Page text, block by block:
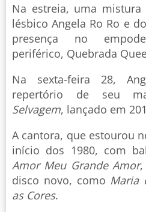
Na estreia, uma
lésbico Angela Ro Ro e
presença no
periférico, Quebrada
Na sexta-feira 28,
repertório de seu
Selvagem, lançado em
A cantora, que estourou
início dos 1980, com
Amor Meu Grande Amor,
disco novo, como Maria
as Cores.